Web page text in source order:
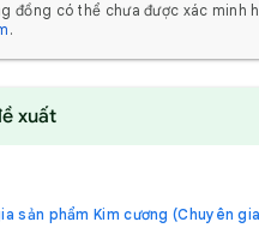
đồng có thể chưa được xác minh
.
xuất
sản phẩm Kim cương (Chuyên